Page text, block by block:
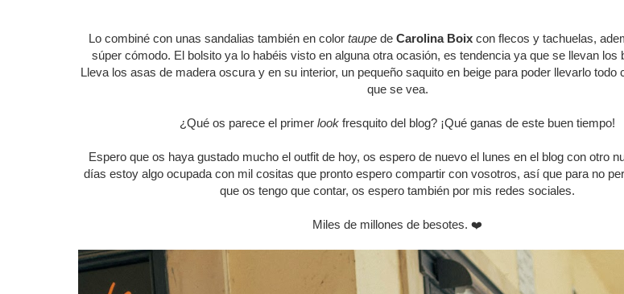
Lo combiné con unas sandalias también en color taupede Carolina Boixcon flecos y tachuelas,
súper cómodo. El bolsito ya lo habéis visto en alguna otra ocasión, es tendencia ya que se llevan los
Lleva los asas de madera oscura y en su interior, un pequeño saquito en beige para poder llevarlo todo
que se vea.
¿Qué os parece el primerlook fresquito del blog? ¡Qué ganas de este buen tiempo!
Espero que os haya gustado mucho el outfit de hoy, os espero de nuevo el lunes en el blog con otro
días estoy algo ocupada con mil cositas que pronto espero compartir con vosotros, así que para no
que os tengo que contar, os espero también por mis redes sociales.
Miles de millones de besotes.❤️